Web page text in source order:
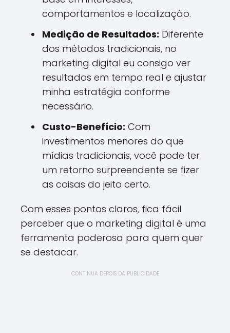
comportamentos e localização.
Medição de Resultados: Diferente
dos métodos tradicionais, no
marketing digital eu consigo ver
resultados em tempo real e ajustar
minha estratégia conforme
necessário.
Custo-Benefício: Com
investimentos menores do que
mídias tradicionais, você pode ter
um retorno surpreendente se fizer
as coisas do jeito certo.
Com esses pontos claros, fica fácil
perceber que o marketing digital é uma
ferramenta poderosa para quem quer
se destacar.
CONTINUA DEPOIS DA PUBLICIDADE